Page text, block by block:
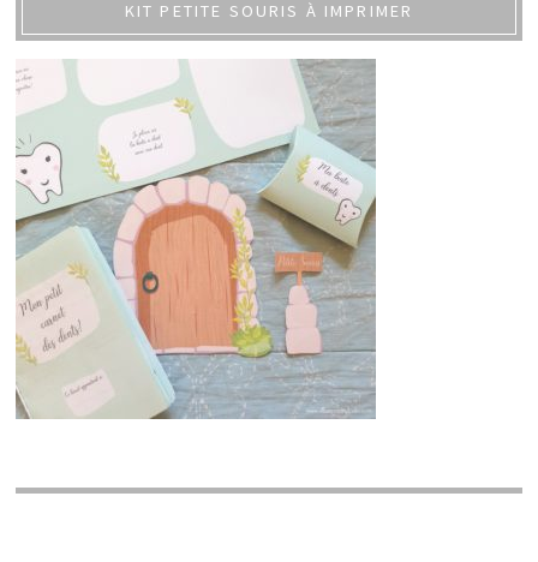
KIT PETITE SOURIS À IMPRIMER